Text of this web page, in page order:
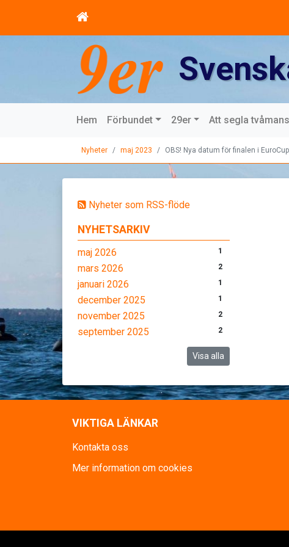
Hem Förbundet 29er Att segla
Nyheter maj 2023 OBS! Nya datum för finalen i
Nyheter som RSS-flöde
NYHETSARKIV
maj 2026 1
mars 2026 2
januari 2026 1
december 2025 1
november 2025 2
september 2025 2
Visa alla
VIKTIGA LÄNKAR
Kontakta oss
Mer information om cookies